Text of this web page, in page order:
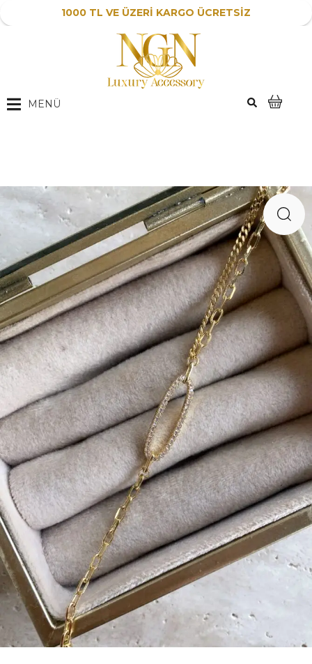
1000 TL VE ÜZERİ KARGO ÜCRETSİZ
MENÜ